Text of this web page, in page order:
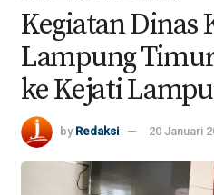
Kegiatan Dinas
Lampung
ke Kejati
by Redaksi 20 Januari